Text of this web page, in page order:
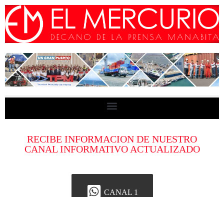
RECIBE INFORMACION DE NUESTRO
CANAL INFORMATIVO ACTUALIZADO
CANAL 1